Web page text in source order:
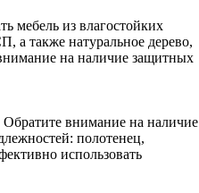
мебель из влагостойких
также натуральное дерево,
на наличие защитных
внимание на наличие
полотенец,
использовать